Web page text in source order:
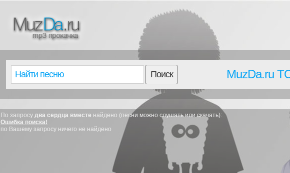
Поиск MuzDa.ru
По запросу два сердца вместе найдено (песни можно слушать или скачать):
Ошибка поиска!
по Вашему запросу ничего не найдено